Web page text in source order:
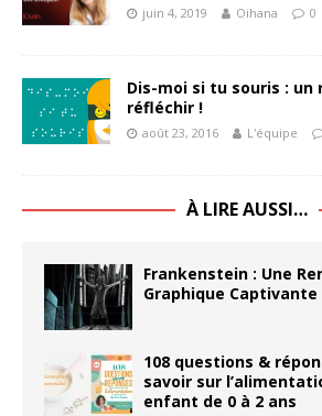
juin 4, 2019 Oihana 0
Dis-moi si tu souris :
réfléchir !
août 23, 2016 L'équipe
À LIRE AUSSI…
Frankenstein : Une
Graphique Captivante
108 questions &
savoir sur
enfant de 0 à 2 ans